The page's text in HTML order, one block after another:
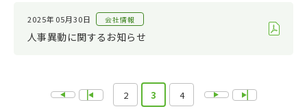
2025年05月30日 会社情報
人事異動に関するお知らせ
2 3 4